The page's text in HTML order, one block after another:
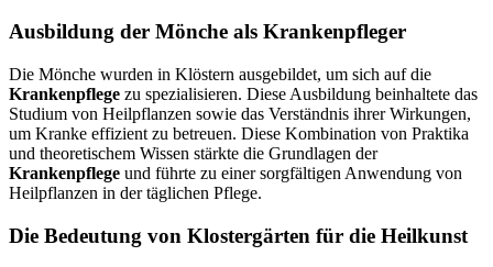
Ausbildung der Mönche als Krankenpfleger
Die Mönche wurden in Klöstern ausgebildet, um sich auf die
Krankenpflege zu spezialisieren. Diese Ausbildung beinhaltete das
Studium von Heilpflanzen sowie das Verständnis ihrer Wirkungen,
um Kranke effizient zu betreuen. Diese Kombination von Praktika
und theoretischem Wissen stärkte die Grundlagen der
Krankenpflege und führte zu einer sorgfältigen Anwendung von
Heilpflanzen in der täglichen Pflege.
Die Bedeutung von Klostergärten für die Heilkunst